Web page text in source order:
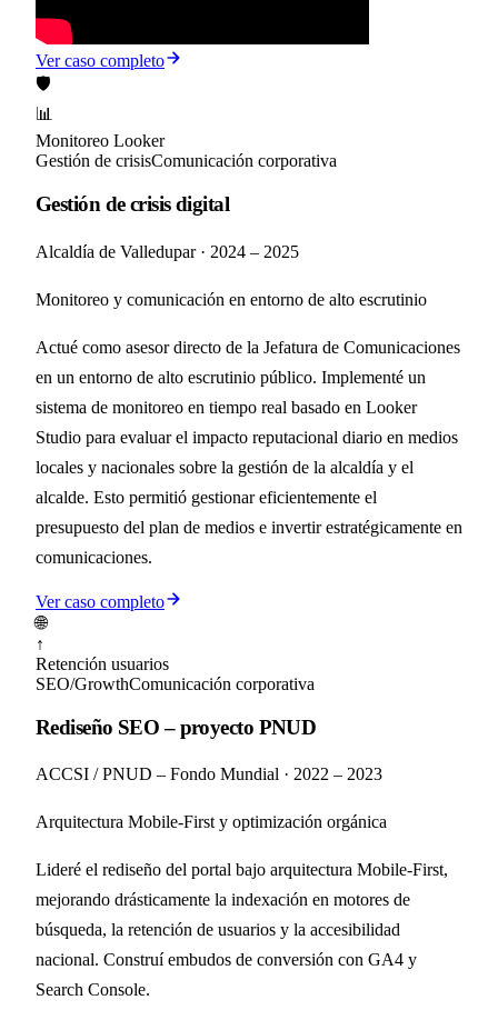
Ver caso completo
🛡️
📊
Monitoreo Looker
Gestión de crisisComunicación corporativa
Gestión de crisis digital
Alcaldía de Valledupar· 2024 – 2025
Monitoreo y comunicación en entorno de alto escrutinio
Actué como asesor directo de la Jefatura de Comunicaciones
en un entorno de alto escrutinio público. Implementé un
sistema de monitoreo en tiempo real basado en Looker
Studio para evaluar el impacto reputacional diario en medios
locales y nacionales sobre la gestión de la alcaldía y el
alcalde. Esto permitió gestionar eficientemente el
presupuesto del plan de medios e invertir estratégicamente en
comunicaciones.
Ver caso completo
🌐
↑
Retención usuarios
SEO/GrowthComunicación corporativa
Rediseño SEO – proyecto PNUD
ACCSI / PNUD – Fondo Mundial · 2022 – 2023
Arquitectura Mobile-First y optimización orgánica
Lideré el rediseño del portal bajo arquitectura Mobile-First,
mejorando drásticamente la indexación en motores de
búsqueda, la retención de usuarios y la accesibilidad
nacional. Construí embudos de conversión con GA4 y
Search Console.